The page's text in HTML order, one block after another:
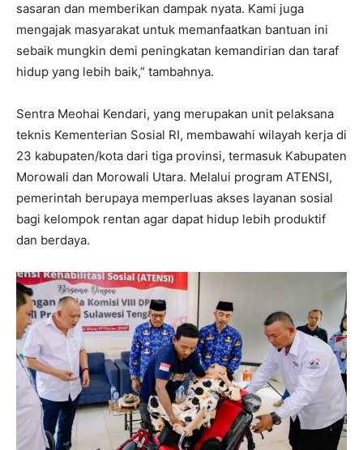
sasaran dan memberikan dampak nyata. Kami juga
mengajak masyarakat untuk memanfaatkan bantuan ini
sebaik mungkin demi peningkatan kemandirian dan taraf
hidup yang lebih baik,” tambahnya.
Sentra Meohai Kendari, yang merupakan unit pelaksana
teknis Kementerian Sosial RI, membawahi wilayah kerja di
23 kabupaten/kota dari tiga provinsi, termasuk Kabupaten
Morowali dan Morowali Utara. Melalui program ATENSI,
pemerintah berupaya memperluas akses layanan sosial
bagi kelompok rentan agar dapat hidup lebih produktif
dan berdaya.